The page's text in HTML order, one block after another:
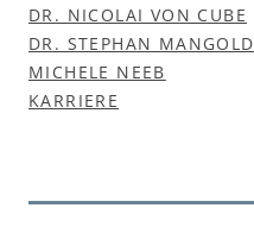
DR. NICOLAI VON CUBE
DR. STEPHAN MANGOLD
MICHELE NEEB
KARRIERE